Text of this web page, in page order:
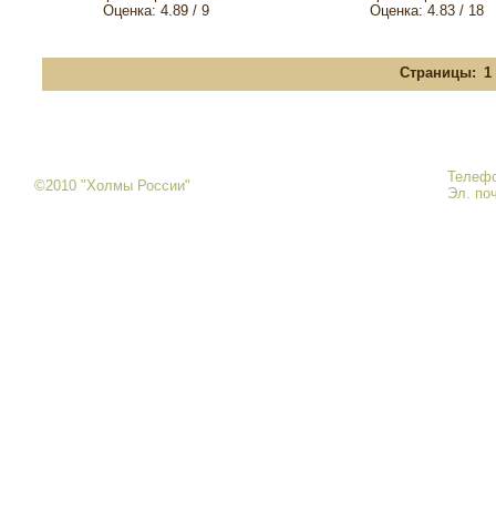
Оценка: 4.89 / 9
Оценка: 4.83 / 18
Страницы: 1
©2010 "Холмы России"
Эл.